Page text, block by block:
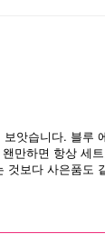
앗습니다. 블루
만하면 항상 세
것보다 사은품도